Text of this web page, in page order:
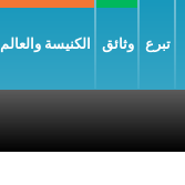
الكنيسة والعالم وثائق تبرع